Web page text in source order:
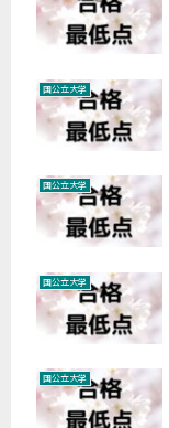
国公立大学
国公立大学
国公立大学
国公立大学